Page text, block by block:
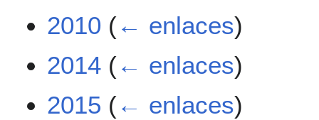
2010 (← enlaces)
2014 (← enlaces)
2015 (← enlaces)